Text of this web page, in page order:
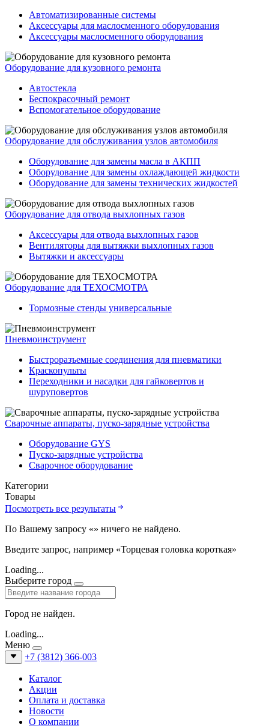
Автоматизированные системы
Аксессуары для маслосменного оборудования
Аксессуары маслосменного оборудования
Оборудование для кузовного ремонта
Автостекла
Беспокрасочный ремонт
Вспомогательное оборудование
Оборудование для обслуживания узлов автомобиля
Оборудование для замены масла в АКПП
Оборудование для замены охлаждающей жидкости
Оборудование для замены технических жидкостей
Оборудование для отвода выхлопных газов
Аксессуары для отвода выхлопных газов
Вентиляторы для вытяжки выхлопных газов
Вытяжки и аксессуары
Оборудование для ТЕХОСМОТРА
Тормозные стенды универсальные
Пневмоинструмент
Быстроразъемные соединения для пневматики
Краскопульты
Переходники и насадки для гайковертов и
шуруповертов
Сварочные аппараты, пуско-зарядные устройства
Оборудование GYS
Пуско-зарядные устройства
Сварочное оборудование
Категории
Товары
Посмотреть все результаты
По Вашему запросу «» ничего не найдено.
Введите запрос, например «Торцевая головка короткая»
Loading...
Выберите город
Город не найден.
Loading...
Меню
+7 (3812) 366-003
Каталог
Акции
Оплата и доставка
Новости
О компании